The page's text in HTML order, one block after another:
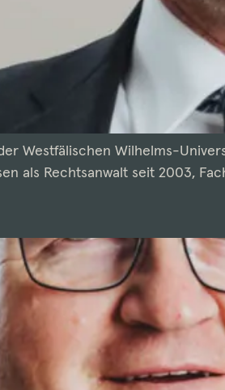
Westfälischen Wilhelms-
als Rechtsanwalt seit 2003,